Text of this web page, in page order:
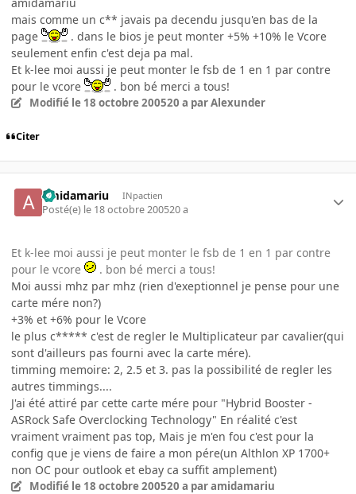
mais comme un c** javais pa decendu jusqu'en bas de la
page
. dans le bios je peut monter +5% +10% le Vcore
seulement enfin c'est deja pa mal.
Et k-lee moi aussi je peut monter le fsb de 1 en 1 par contre
pour le vcore
. bon bé merci a tous!
Modifié le 18 octobre 200520 a par Alexunder
Citer
amidamariu INpactien
Posté(e) le 18 octobre 200520 a
Et k-lee moi aussi je peut monter le fsb de 1 en 1 par contre
pour le vcore
. bon bé merci a tous!
Moi aussi mhz par mhz (rien d'exeptionnel je pense pour une
carte mére non?)
+3% et +6% pour le Vcore
le plus c***** c'est de regler le Multiplicateur par cavalier(qui
sont d'ailleurs pas fourni avec la carte mére).
timming memoire: 2, 2.5 et 3. pas la possibilité de regler les
autres timmings....
J'ai été attiré par cette carte mére pour "Hybrid Booster -
ASRock Safe Overclocking Technology" En réalité c'est
vraiment vraiment pas top, Mais je m'en fou c'est pour la
config que je viens de faire a mon pére(un Althlon XP 1700+
non OC pour outlook et ebay ca suffit amplement)
Modifié le 18 octobre 200520 a par amidamariu